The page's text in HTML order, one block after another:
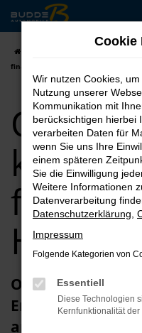
Zum
Hauptinhalt
springen
finanzieren für Hannover
Opel
Opel Corsa
Empfehlung für
anderswo
Cookie
Wir nutzen Cookies,
Nutzung unserer
Kommunikation mit
berücksichtigen hierbei
verarbeiten Daten für
wenn Sie uns Ihre
einem späteren
Sie die Einwilligung
Weitere Informationen
Datenverarbeitung
Datenschutzerklärung
Impressum
Folgende Kategorien von
Essentiell
Diese Technologien
Kernfunktionalität